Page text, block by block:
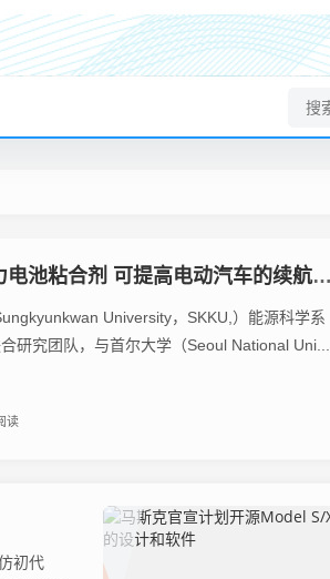
粘合剂 可提高电动汽车的续航里程
University，SKKU,）能源科学系
研究团队，与首尔大学（Seoul National Uni...
读
初代